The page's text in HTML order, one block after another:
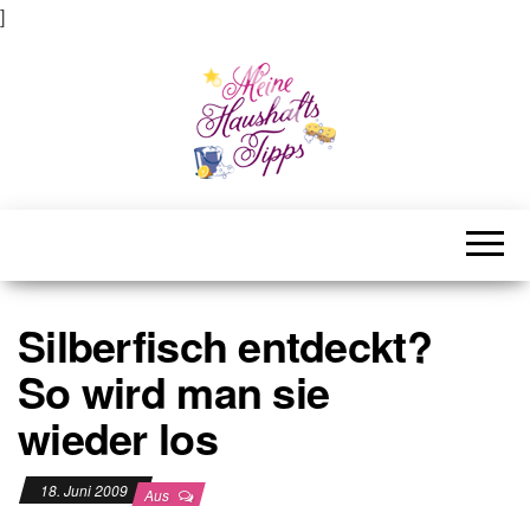
]
Silberfisch entdeckt?
So wird man sie
wieder los
18. Juni 2009 Aus